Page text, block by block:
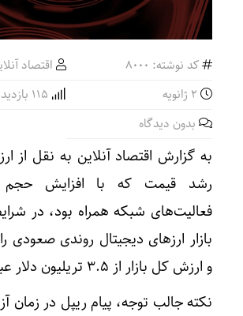
کد نوشته: 8000
اقتصاد
بدون دیدگاه
به گزارش اقتصاد آنلاین به نقل از
رشد قیمت که با افزایش حجم
فعالیت‌های شبکه همراه بود، در
بازار ارزهای دیجیتال روندی صعودی
و ارزش کل بازار از ۳.۵ تریلیون دلار عبور کرده است.
نکته جالب توجه، پیام ریپل در زمان